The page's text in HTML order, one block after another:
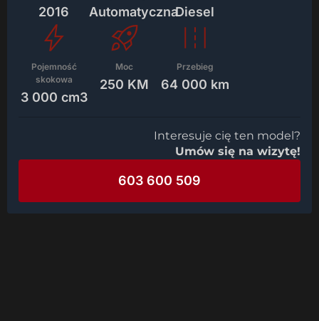
2016 AutomatycznaDiesel
Pojemność
skokowa
3 000 cm3
Moc
250 KM
Przebieg
64 000 km
Interesuje cię ten model?
Umów się na wizytę!
603 600 509